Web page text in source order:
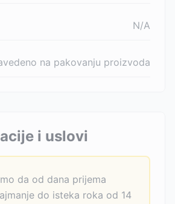
N/A
na pakovanju proizvoda
i uslovi
da od dana prijema
do isteka roka od 14